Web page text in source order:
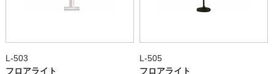
L-503
フロアライト
L-505
フロアライト